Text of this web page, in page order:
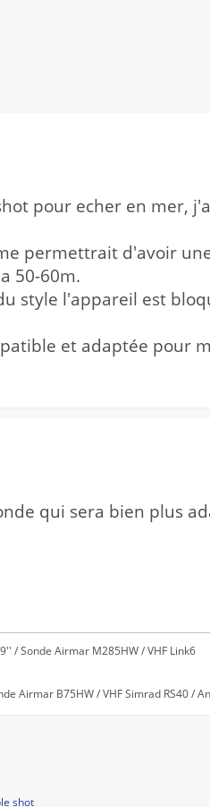
pour echer en mer,
permettrait d'avoir
50-60m.
style l'appareil est
et adaptée pour
qui sera bien plus
/ Sonde Airmar M285HW / VHF Link6
Airmar B75HW / VHF Simrad RS40 /
shot